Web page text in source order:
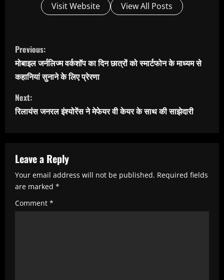
Visit Website View All Posts
C
o
n
t
i
e
R
e
a
Previous:
मोबाइल जर्नलिज्म वर्कशॉप का दिन छात्रों को स्मार्टफोन के माध्यम से
कहानियां सुनाने के लिए प्रेरणा
Next:
रिलायंस जनरल इंश्योरेंस ने मेफेयर वी केयर के साथ की साझेदारी
Leave a Reply
Your email address will not be published. Required fields
are marked *
Comment *